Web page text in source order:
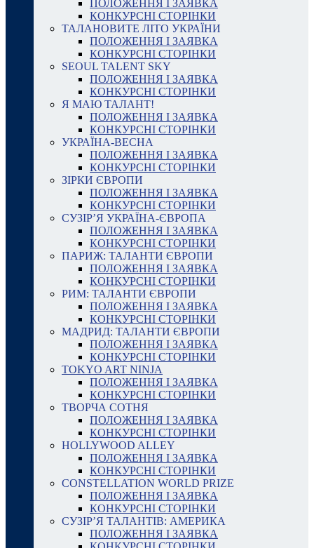
ПОЛОЖЕННЯ І ЗАЯВКА
КОНКУРСНІ СТОРІНКИ
ТАЛАНОВИТЕ ЛІТО УКРАЇНИ
ПОЛОЖЕННЯ І ЗАЯВКА
КОНКУРСНІ СТОРІНКИ
SEOUL TALENT SKY
ПОЛОЖЕННЯ І ЗАЯВКА
КОНКУРСНІ СТОРІНКИ
Я МАЮ ТАЛАНТ!
ПОЛОЖЕННЯ І ЗАЯВКА
КОНКУРСНІ СТОРІНКИ
УКРАЇНА-ВЕСНА
ПОЛОЖЕННЯ І ЗАЯВКА
КОНКУРСНІ СТОРІНКИ
ЗІРКИ ЄВРОПИ
ПОЛОЖЕННЯ І ЗАЯВКА
КОНКУРСНІ СТОРІНКИ
СУЗІР’Я УКРАЇНА-ЄВРОПА
ПОЛОЖЕННЯ І ЗАЯВКА
КОНКУРСНІ СТОРІНКИ
ПАРИЖ: ТАЛАНТИ ЄВРОПИ
ПОЛОЖЕННЯ І ЗАЯВКА
КОНКУРСНІ СТОРІНКИ
РИМ: ТАЛАНТИ ЄВРОПИ
ПОЛОЖЕННЯ І ЗАЯВКА
КОНКУРСНІ СТОРІНКИ
МАДРИД: ТАЛАНТИ ЄВРОПИ
ПОЛОЖЕННЯ І ЗАЯВКА
КОНКУРСНІ СТОРІНКИ
TOKYO ART NINJA
ПОЛОЖЕННЯ І ЗАЯВКА
КОНКУРСНІ СТОРІНКИ
ТВОРЧА СОТНЯ
ПОЛОЖЕННЯ І ЗАЯВКА
КОНКУРСНІ СТОРІНКИ
HOLLYWOOD ALLEY
ПОЛОЖЕННЯ І ЗАЯВКА
КОНКУРСНІ СТОРІНКИ
CONSTELLATION WORLD PRIZE
ПОЛОЖЕННЯ І ЗАЯВКА
КОНКУРСНІ СТОРІНКИ
СУЗІР’Я ТАЛАНТІВ: АМЕРИКА
ПОЛОЖЕННЯ І ЗАЯВКА